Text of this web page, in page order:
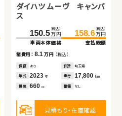
ダイハツ ムーヴ キャンバ
ス
150.5 （税込）
万円
車両本体価格
158.6 （税込）
万円
支払総額
諸費用： 8.1 万円 （税込）
保証 あり 住所 埼玉県
年式 2023年 走行 17,800 km
排気 660cc 整備 なし
見積もり・在庫確認
日産 セレナ
109.6 （税込）
万円
車両本体価格
128.8 （税込）
万円
支払総額
諸費用： 19.2万円（税込）
保証 なし 住所 大分県
年式 2018年 走行 95,100 km
排気 2,000 整備 法定整備付
見積もり・在庫確認
ダイハツ タント
107.8 （税込）
万円
車両本体価格
115.7 （税込）
万円
支払総額
諸費用： 7.9 万円 （税込）
保証 あり 住所 埼玉県
年式 2020年 走行 34,700 km
排気 660cc 整備 法定整備付
見積もり・在庫確認